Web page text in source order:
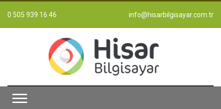
0 505 939 16 46 info@hisarbilgisayar.com.tr